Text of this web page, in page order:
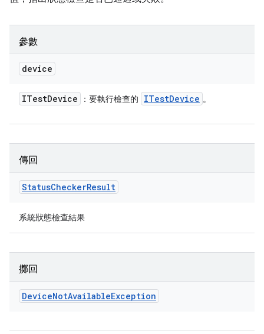
參數
device
ITestDevice ：要執行檢查的 ITestDevice 。
傳回
StatusCheckerResult
系統狀態檢查結果
擲回
DeviceNotAvailableException